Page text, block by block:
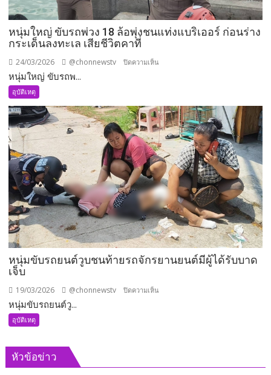
พื้น
เสีย
ชีวิต
หนุ่มใหญ่ ขับรถพ่วง 18 ล้อพุ่งชนแท่งแบริเออร์ ก่อนร่าง
กระเด็นลงทะเล เสียชีวิตคาที่
24/03/2026 @chonnewstv ปิดความเห็น
รถ
พ่วง
18
ล้อ
พุ่ง
ชน
แท่ง
แบ
ริ
เอ
อร์
ก่อน
ที่
หนุ่มใหญ่ ขับรถพ...
อุบัติเหตุ
หนุ่มขับรถยนต์วูบชนท้ายรถจักรยานยนต์มีผู้ได้รับบาด
เจ็บ
19/03/2026 @chonnewstv ปิดความเห็น
ท้าย
หนุ่มขับรถยนต์วู...
อุบัติเหตุ
หัวข้อข่าว